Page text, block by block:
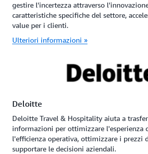
gestire l'incertezza attraverso
caratteristiche specifiche del settore,
value per i clienti.
Ulteriori informazioni »
Deloitte
Deloitte Travel & Hospitality aiuta a
informazioni per ottimizzare l'esperienza
l'efficienza operativa, ottimizzare i prezzi
supportare le decisioni aziendali.